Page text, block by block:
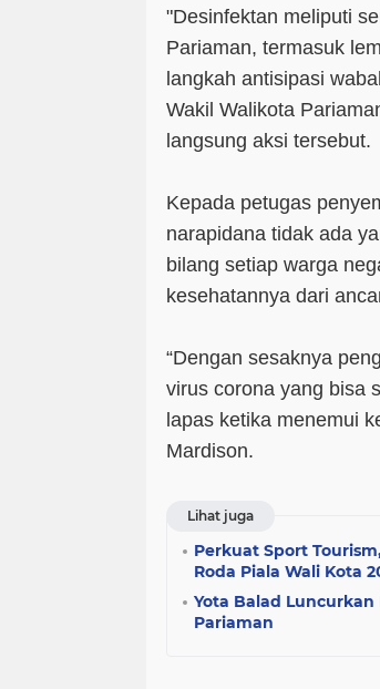
"Desinfektan meliputi
Pariaman, termasuk
langkah antisipasi
Wakil Walikota
langsung aksi tersebut.
Kepada petugas
narapidana tidak ada
bilang setiap warga
kesehatannya dari
“Dengan sesaknya
virus corona yang bisa
lapas ketika menemui
Mardison.
Lihat juga
Perkuat Sport
Roda Piala Wali Kota
Yota Balad Luncurkan
Pariaman